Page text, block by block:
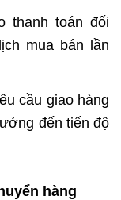
thanh toán đối
mua bán lần
cầu giao hàng
đến tiến độ
hàng